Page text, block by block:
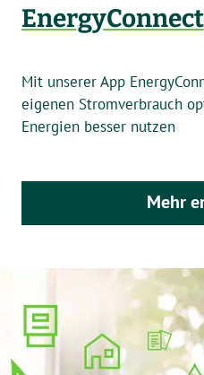
EnergyConnect
Mit unserer App
eigenen Stromverbrauch
Energien besser nutzen
Mehr